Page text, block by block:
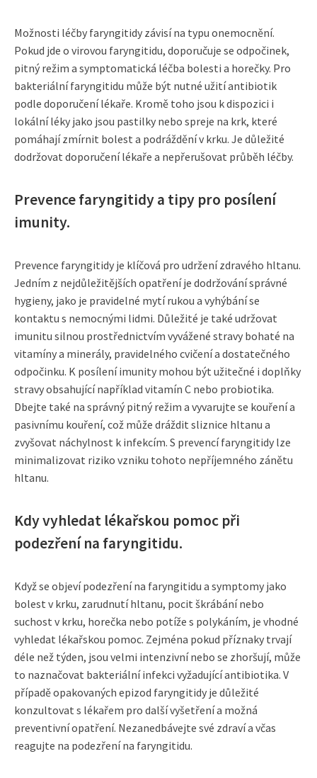
Možnosti léčby faryngitidy závisí na typu onemocnění.
Pokud jde o virovou faryngitidu, doporučuje se odpočinek,
pitný režim a symptomatická léčba bolesti a horečky. Pro
bakteriální faryngitidu může být nutné užití antibiotik
podle doporučení lékaře. Kromě toho jsou k dispozici i
lokální léky jako jsou pastilky nebo spreje na krk, které
pomáhají zmírnit bolest a podráždění v krku. Je důležité
dodržovat doporučení lékaře a nepřerušovat průběh léčby.
Prevence faryngitidy a tipy pro posílení
imunity.
Prevence faryngitidy je klíčová pro udržení zdravého hltanu.
Jedním z nejdůležitějších opatření je dodržování správné
hygieny, jako je pravidelné mytí rukou a vyhýbání se
kontaktu s nemocnými lidmi. Důležité je také udržovat
imunitu silnou prostřednictvím vyvážené stravy bohaté na
vitamíny a minerály, pravidelného cvičení a dostatečného
odpočinku. K posílení imunity mohou být užitečné i doplňky
stravy obsahující například vitamín C nebo probiotika.
Dbejte také na správný pitný režim a vyvarujte se kouření a
pasivnímu kouření, což může dráždit sliznice hltanu a
zvyšovat náchylnost k infekcím. S prevencí faryngitidy lze
minimalizovat riziko vzniku tohoto nepříjemného zánětu
hltanu.
Kdy vyhledat lékařskou pomoc při
podezření na faryngitidu.
Když se objeví podezření na faryngitidu a symptomy jako
bolest v krku, zarudnutí hltanu, pocit škrábání nebo
suchost v krku, horečka nebo potíže s polykáním, je vhodné
vyhledat lékařskou pomoc. Zejména pokud příznaky trvají
déle než týden, jsou velmi intenzivní nebo se zhoršují, může
to naznačovat bakteriální infekci vyžadující antibiotika. V
případě opakovaných epizod faryngitidy je důležité
konzultovat s lékařem pro další vyšetření a možná
preventivní opatření. Nezanedbávejte své zdraví a včas
reagujte na podezření na faryngitidu.